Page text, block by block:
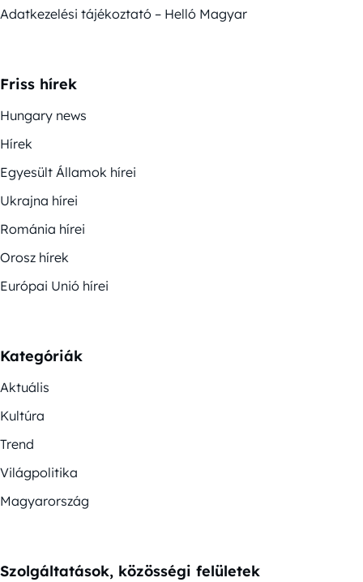
Adatkezelési tájékoztató – Helló Magyar
Friss hírek
Hungary news
Hírek
Egyesült Államok hírei
Ukrajna hírei
Románia hírei
Orosz hírek
Európai Unió hírei
Kategóriák
Aktuális
Kultúra
Trend
Világpolitika
Magyarország
Szolgáltatások, közösségi felületek